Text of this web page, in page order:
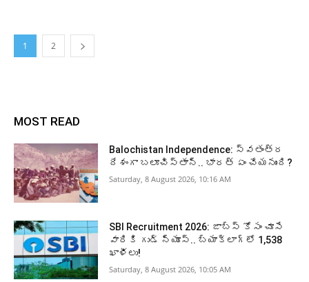
1 2
MOST READ
Balochistan Independence: స్వతంత్ర
దేశంగా బలూచిస్తాన్‌.. భారత్‌ ఏం చేయనుంది?
Saturday, 8 August 2026, 10:16 AM
SBI Recruitment 2026: జాబ్స్‌ కోసం చూసే
వారికి గుడ్‌ న్యూస్‌.. బ్యాక్‌లాగ్‌లో 1,538
ఖాళీలు!
Saturday, 8 August 2026, 10:05 AM